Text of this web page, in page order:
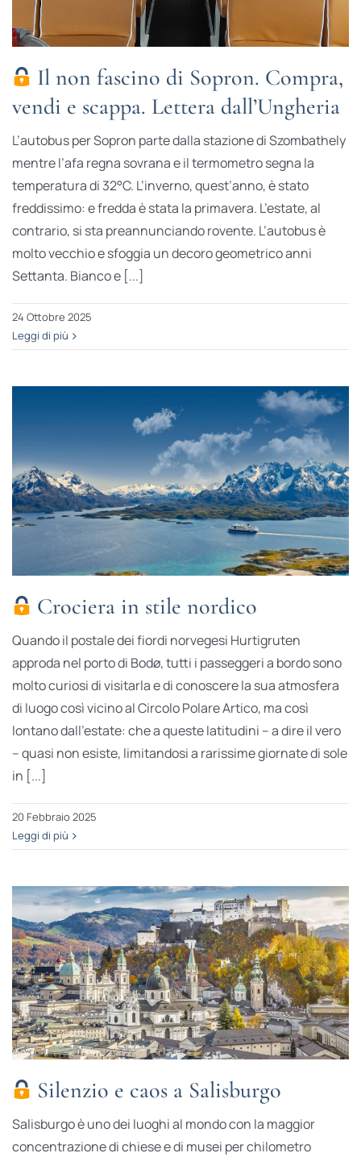
Il non fascino di Sopron. Compra,
vendi e scappa. Lettera dall’Ungheria
L’autobus per Sopron parte dalla stazione di Szombathely
mentre l’afa regna sovrana e il termometro segna la
temperatura di 32°C. L’inverno, quest’anno, è stato
freddissimo: e fredda è stata la primavera. L’estate, al
contrario, si sta preannunciando rovente. L’autobus è
molto vecchio e sfoggia un decoro geometrico anni
Settanta. Bianco e [...]
24 Ottobre 2025
Leggi di più
Crociera in stile nordico
Quando il postale dei fiordi norvegesi Hurtigruten
approda nel porto di Bodø, tutti i passeggeri a bordo sono
molto curiosi di visitarla e di conoscere la sua atmosfera
di luogo così vicino al Circolo Polare Artico, ma così
lontano dall’estate: che a queste latitudini – a dire il vero
– quasi non esiste, limitandosi a rarissime giornate di sole
in [...]
20 Febbraio 2025
Leggi di più
Silenzio e caos a Salisburgo
Salisburgo è uno dei luoghi al mondo con la maggior
concentrazione di chiese e di musei per chilometro